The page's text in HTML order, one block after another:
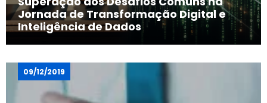
Jornada de Transformação Digital e
Inteligência de Dados
09/12/2019